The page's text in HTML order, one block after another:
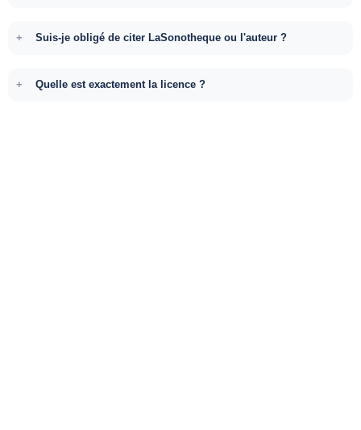
Suis-je obligé de citer LaSonotheque ou l'auteur ?
Quelle est exactement la licence ?